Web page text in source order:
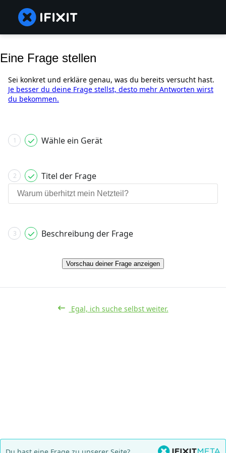
Eine Frage stellen
Sei konkret und erkläre genau, was du bereits versucht hast.
Je besser du deine Frage stellst, desto mehr Antworten wirst
du bekommen.
1 Wähle ein Gerät
2 Titel der Frage
3 Beschreibung der Frage
Vorschau deiner Frage anzeigen
Egal, ich suche selbst weiter.